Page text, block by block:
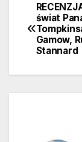
wpisu
świat
Gamow,
Stannard